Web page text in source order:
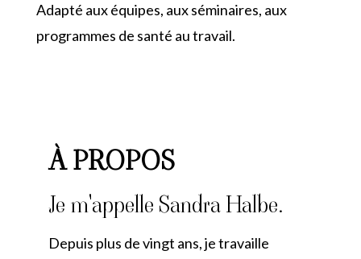
Adapté aux équipes, aux séminaires, aux
programmes de santé au travail.
À PROPOS
Je m'appelle Sandra Halbe.
Depuis plus de vingt ans, je travaille